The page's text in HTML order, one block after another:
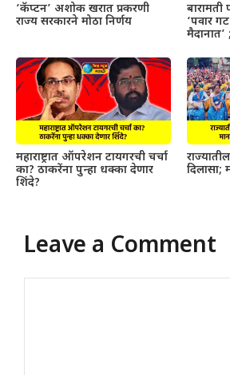
‘कॅप्टन’ अशोक खरात प्रकरणी
राज्य सरकारने मोठा निर्णय
‘पवार
मैदानात’
महाराष्ट्रात ऑपरेशन टायगरची चर्चा
का? ठाकरेंना पुन्हा धक्का देणार
शिंदे?
दिलासा;
Leave a Comment